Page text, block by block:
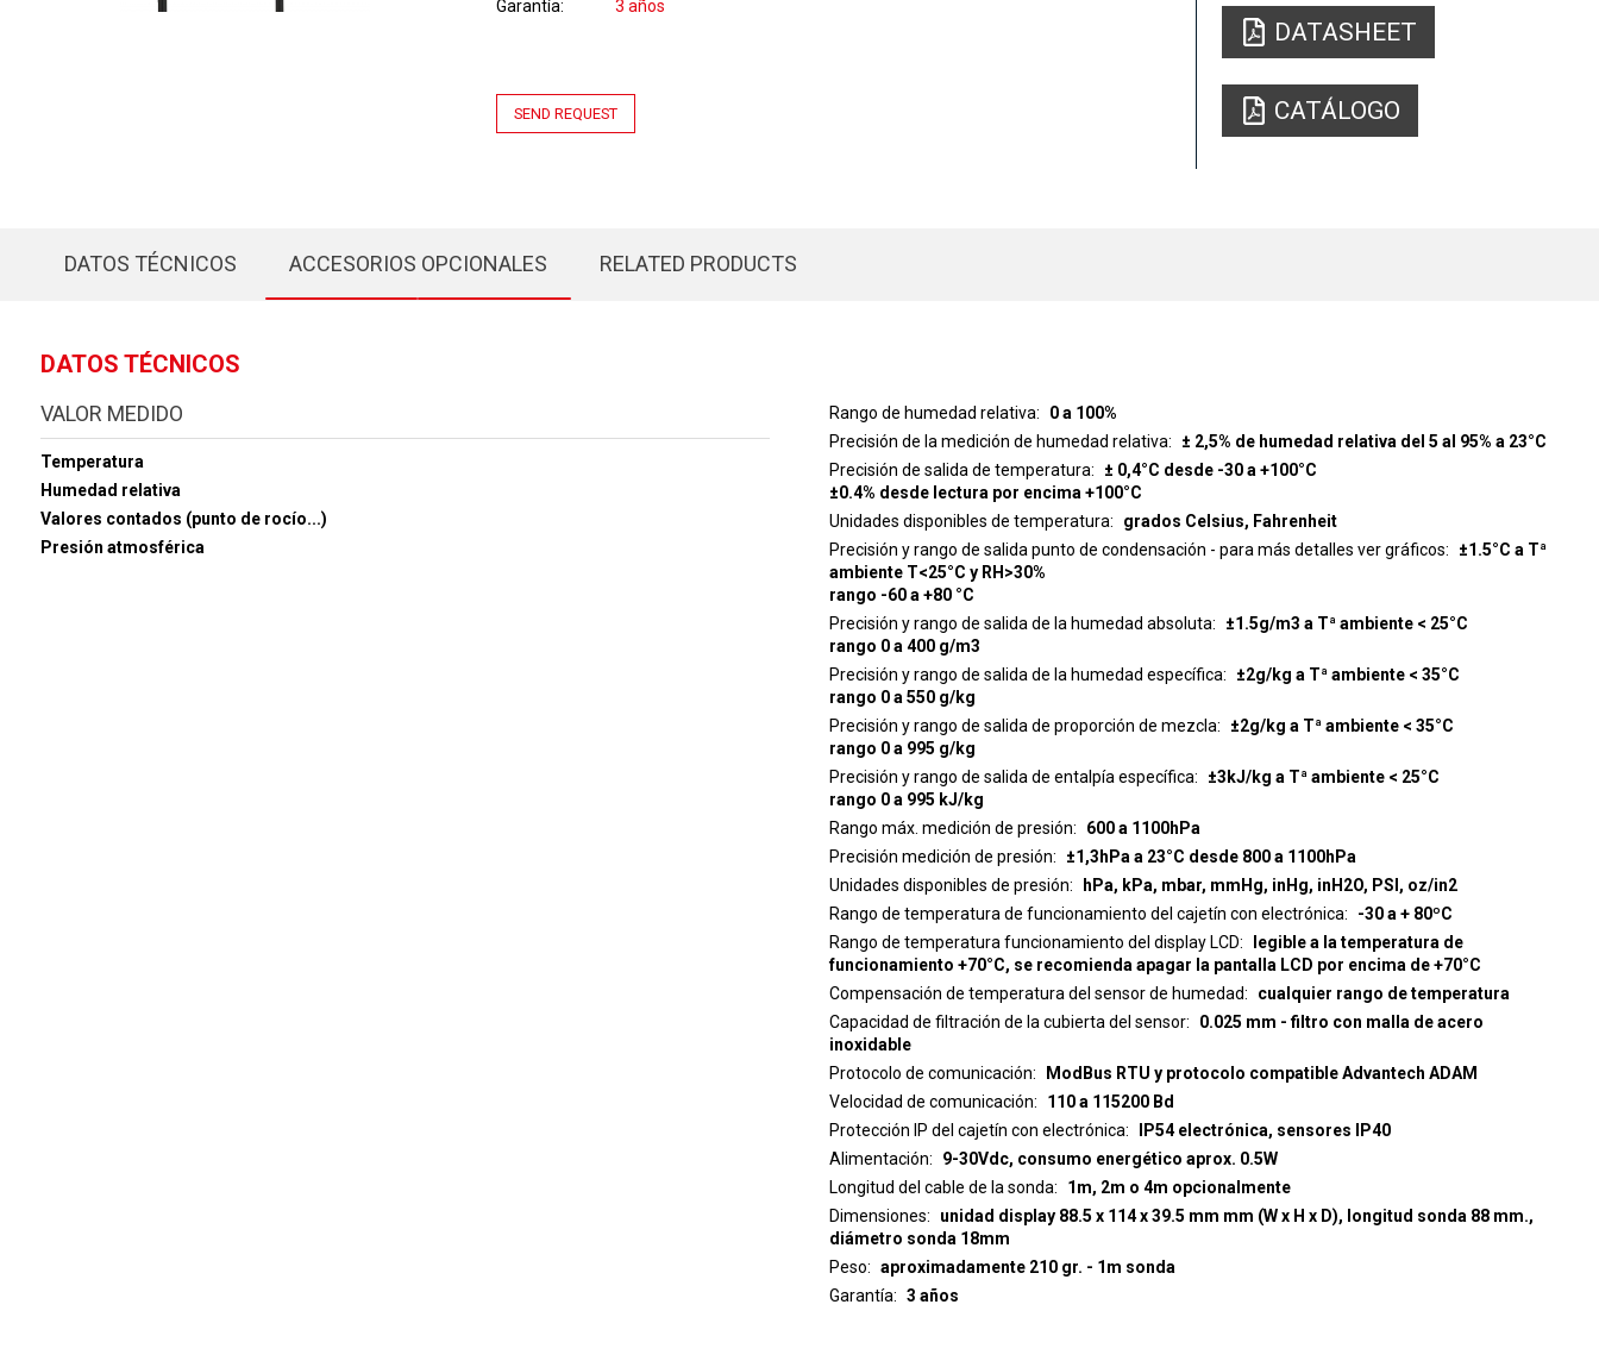
Garantía
3 años
SEND REQUEST
DATASHEET
CATÁLOGO
DATOS TÉCNICOS ACCESORIOS OPCIONALES RELATED PRODUCTS
DATOS TÉCNICOS
VALOR MEDIDO
Temperatura
Humedad relativa
Valores contados (punto de rocío...)
Presión atmosférica
Rango de humedad relativa
0 a 100%
Precisión de la medición de humedad relativa
± 2,5% de humedad relativa del 5 al 95% a 23°C
Precisión de salida de temperatura
± 0,4°C desde -30 a +100°C
±0.4% desde lectura por encima +100°C
Unidades disponibles de temperatura
grados Celsius, Fahrenheit
Precisión y rango de salida punto de condensación - para más detalles ver gráficos
±1.5°C a Tª
ambiente T<25°C y RH>30%
rango -60 a +80 °C
Precisión y rango de salida de la humedad absoluta
±1.5g/m3 a Tª ambiente < 25°C
rango 0 a 400 g/m3
Precisión y rango de salida de la humedad específica
±2g/kg a Tª ambiente < 35°C
rango 0 a 550 g/kg
Precisión y rango de salida de proporción de mezcla
±2g/kg a Tª ambiente < 35°C
rango 0 a 995 g/kg
Precisión y rango de salida de entalpía específica
±3kJ/kg a Tª ambiente < 25°C
rango 0 a 995 kJ/kg
Rango máx. medición de presión
600 a 1100hPa
Precisión medición de presión
±1,3hPa a 23°C desde 800 a 1100hPa
Unidades disponibles de presión
hPa, kPa, mbar, mmHg, inHg, inH2O, PSI, oz/in2
Rango de temperatura de funcionamiento del cajetín con electrónica
-30 a + 80ºC
Rango de temperatura funcionamiento del display LCD
legible a la temperatura de
funcionamiento +70°C, se recomienda apagar la pantalla LCD por encima de +70°C
Compensación de temperatura del sensor de humedad
cualquier rango de temperatura
Capacidad de filtración de la cubierta del sensor
0.025 mm - filtro con malla de acero
inoxidable
Protocolo de comunicación
ModBus RTU y protocolo compatible Advantech ADAM
Velocidad de comunicación
110 a 115200 Bd
Protección IP del cajetín con electrónica
IP54 electrónica, sensores IP40
Alimentación
9-30Vdc, consumo energético aprox. 0.5W
Longitud del cable de la sonda
1m, 2m o 4m opcionalmente
Dimensiones
unidad display 88.5 x 114 x 39.5 mm mm (W x H x D), longitud sonda 88 mm.,
diámetro sonda 18mm
Peso
aproximadamente 210 gr. - 1m sonda
Garantía
3 años